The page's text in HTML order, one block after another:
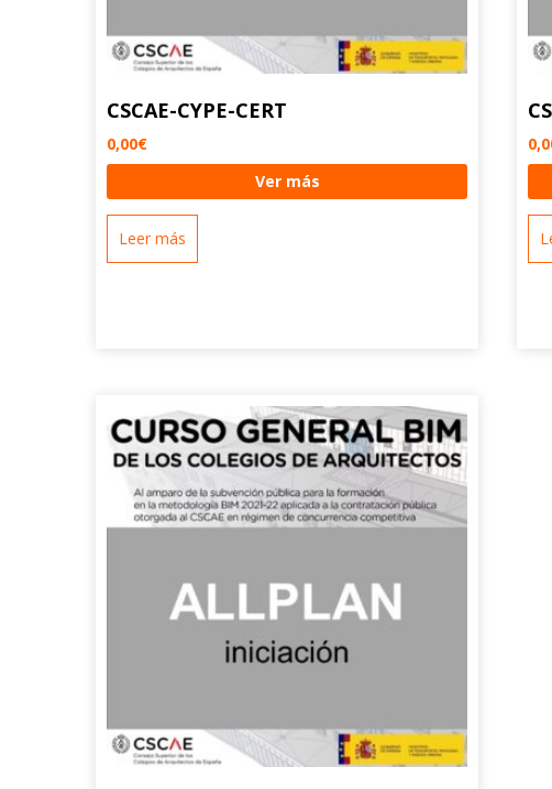
CSCAE-CYPE-CERT
0,00€
Ver más
Leer más